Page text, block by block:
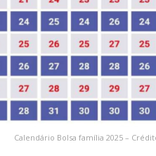
Calendário Bolsa família 2025 –